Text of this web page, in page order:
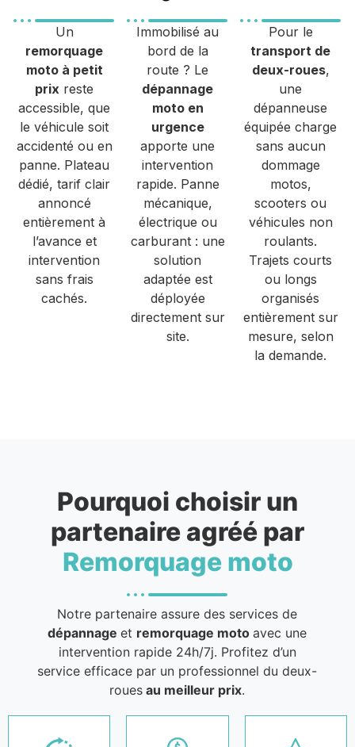
Un
remorquage
moto à petit
prix reste
accessible, que
le véhicule soit
accidenté ou en
panne. Plateau
dédié, tarif clair
annoncé
entièrement à
l’avance et
intervention
sans frais
cachés.
Immobilisé au
bord de la
route ? Le
dépannage
moto en
urgence
apporte une
intervention
rapide. Panne
mécanique,
électrique ou
carburant : une
solution
adaptée est
déployée
directement sur
site.
Pour le
transport de
deux-roues,
une
dépanneuse
équipée charge
sans aucun
dommage
motos,
scooters ou
véhicules non
roulants.
Trajets courts
ou longs
organisés
entièrement sur
mesure, selon
la demande.
Pourquoi choisir un
partenaire agréé par
Remorquage moto
Notre partenaire assure des services de
dépannageet remorquage motoavec une
intervention rapide 24h/7j. Profitez d’un
service efficace par un professionnel du deux-
roues au meilleur prix.